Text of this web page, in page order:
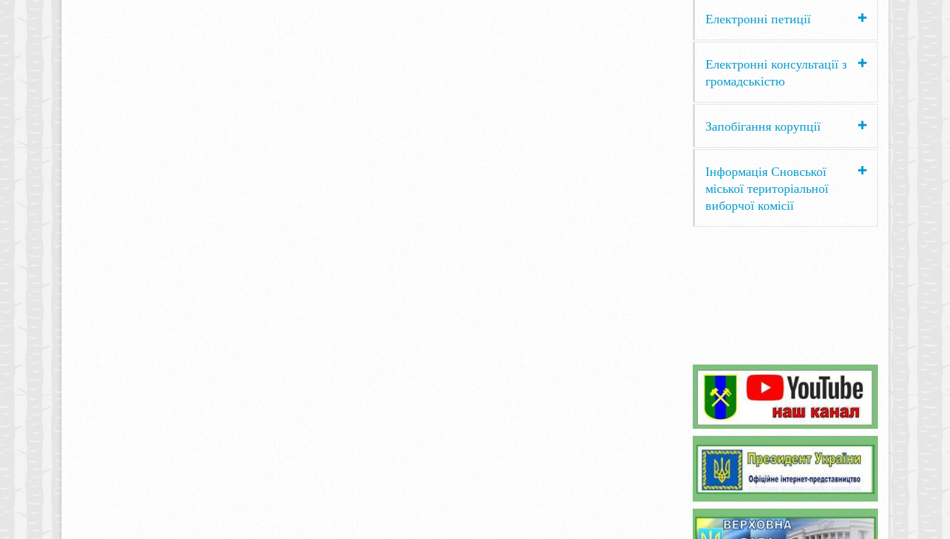
Електронні петиції
Електронні консультації з
громадськістю
Запобігання корупції
Інформація Сновської
міської територіальної
виборчої комісії